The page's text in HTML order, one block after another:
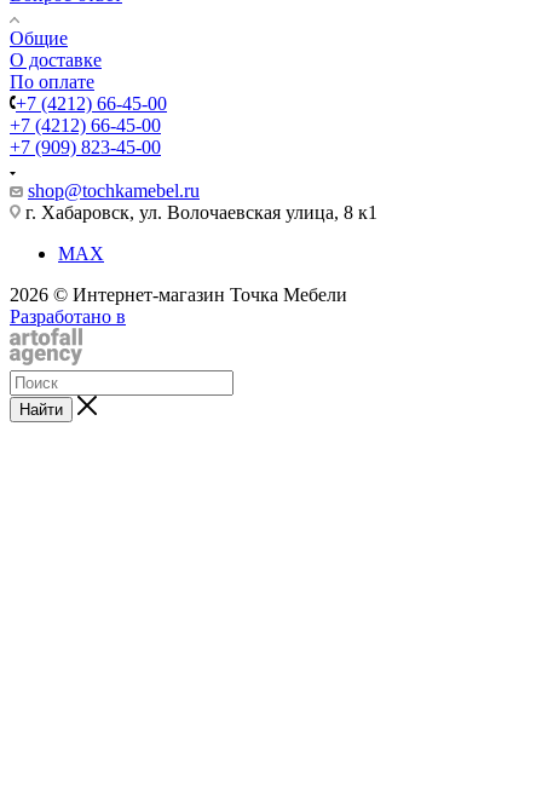
Общие
О доставке
По оплате
+7 (4212) 66-45-00
+7 (4212) 66-45-00
+7 (909) 823-45-00
shop@tochkamebel.ru
г. Хабаровск, ул. Волочаевская улица, 8 к1
MAX
2026 © Интернет-магазин Точка Мебели
Разработано в
Найти